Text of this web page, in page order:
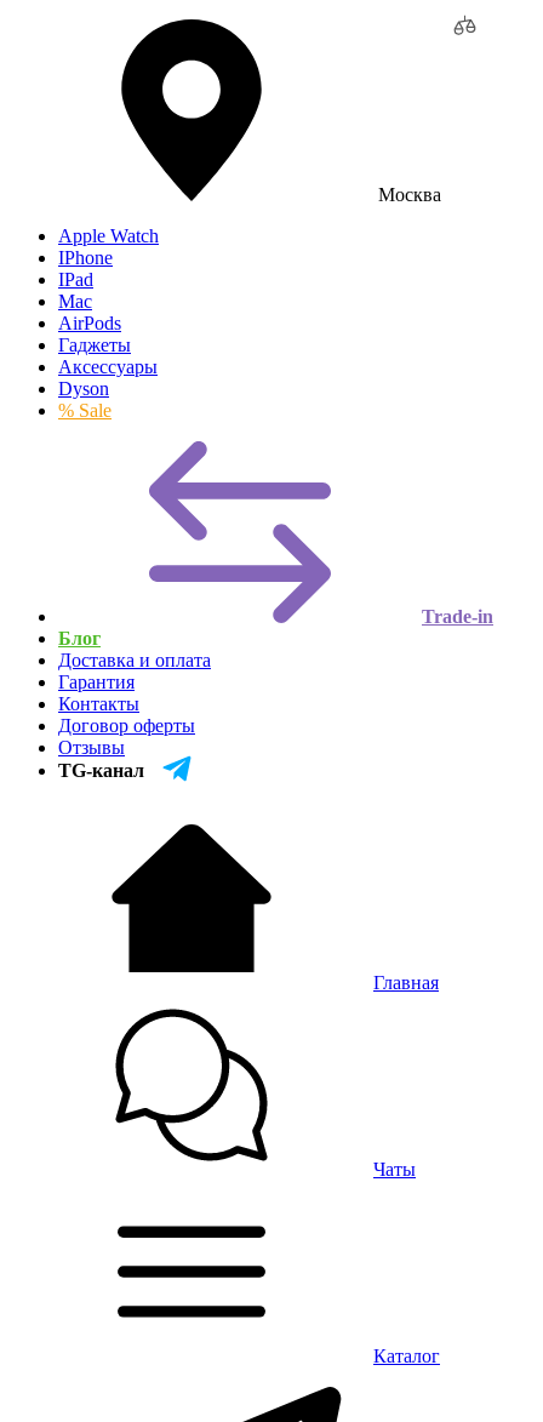
Москва
Apple Watch
IPhone
IPad
Mac
AirPods
Гаджеты
Аксессуары
Dyson
% Sale
Trade-in
Блог
Доставка и оплата
Гарантия
Контакты
Договор оферты
Отзывы
TG-канал
Главная
Чаты
Каталог